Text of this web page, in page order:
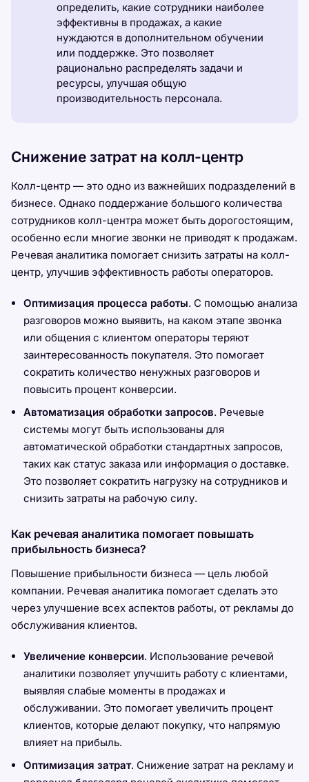
определить, какие сотрудники наиболее
эффективны в продажах, а какие
нуждаются в дополнительном обучении
или поддержке. Это позволяет
рационально распределять задачи и
ресурсы, улучшая общую
производительность персонала.
Снижение затрат на колл-центр
Колл-центр — это одно из важнейших подразделений в
бизнесе. Однако поддержание большого количества
сотрудников колл-центра может быть дорогостоящим,
особенно если многие звонки не приводят к продажам.
Речевая аналитика помогает снизить затраты на колл-
центр, улучшив эффективность работы операторов.
Оптимизация процесса работы. С помощью анализа
разговоров можно выявить, на каком этапе звонка
или общения с клиентом операторы теряют
заинтересованность покупателя. Это помогает
сократить количество ненужных разговоров и
повысить процент конверсии.
Автоматизация обработки запросов. Речевые
системы могут быть использованы для
автоматической обработки стандартных запросов,
таких как статус заказа или информация о доставке.
Это позволяет сократить нагрузку на сотрудников и
снизить затраты на рабочую силу.
Как речевая аналитика помогает повышать
прибыльность бизнеса?
Повышение прибыльности бизнеса — цель любой
компании. Речевая аналитика помогает сделать это
через улучшение всех аспектов работы, от рекламы до
обслуживания клиентов.
Увеличение конверсии. Использование речевой
аналитики позволяет улучшить работу с клиентами,
выявляя слабые моменты в продажах и
обслуживании. Это помогает увеличить процент
клиентов, которые делают покупку, что напрямую
влияет на прибыль.
Оптимизация затрат. Снижение затрат на рекламу и